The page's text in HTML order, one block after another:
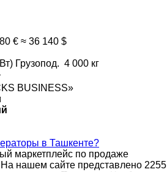
€ ≈ 36 140 $
Грузопод. 4 000 кг
BUSINESS»
в Ташкенте?
маркетплейс по продаже
На нашем сайте представлено 2255